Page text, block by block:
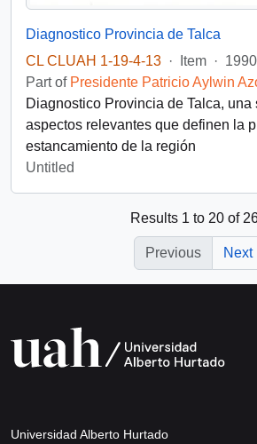
Diagnostico Provincia de Talca
CL CLUAH 1-19-4-13 · Item ·
Part of Presidente Patricio Aylwin
Diagnostico Provincia de Talca, una
aspectos relevantes que definen la
estancamiento de la región
Untitled
Results 1 to 20 of
Previous Next
Universidad Alberto Hurtado